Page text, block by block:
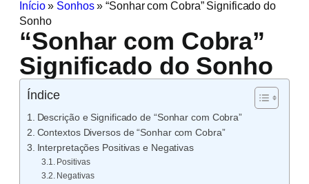
Início» Sonhos»“Sonhar com Cobra” Significado do
Sonho
“Sonhar com Cobra”
Significado do Sonho
Índice
Descrição e Significado de “Sonhar com Cobra”
Contextos Diversos de “Sonhar com Cobra”
Interpretações Positivas e Negativas
Positivas
Negativas